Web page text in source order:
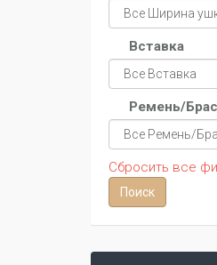
Вставка
Ремень/
Сбросить все